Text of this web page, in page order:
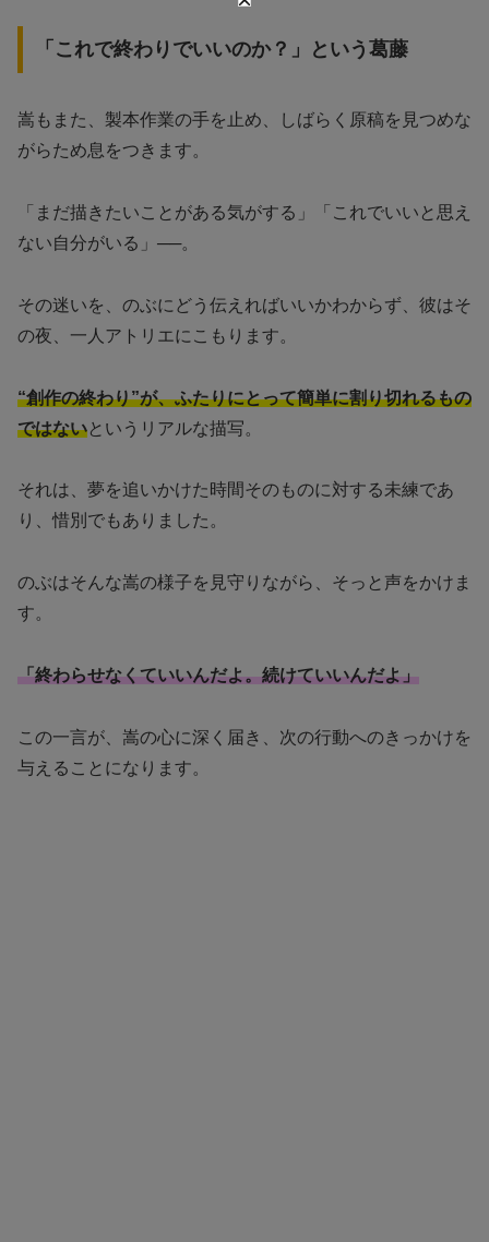
「これで終わりでいいのか？」という葛藤
嵩もまた、製本作業の手を止め、しばらく原稿を見つめな
がらため息をつきます。
「まだ描きたいことがある気がする」「これでいいと思え
ない自分がいる」──。
その迷いを、のぶにどう伝えればいいかわからず、彼はそ
の夜、一人アトリエにこもります。
“創作の終わり”が、ふたりにとって簡単に割り切れるもの
ではないというリアルな描写。
それは、夢を追いかけた時間そのものに対する未練であ
り、惜別でもありました。
のぶはそんな嵩の様子を見守りながら、そっと声をかけま
す。
「終わらせなくていいんだよ。続けていいんだよ」
この一言が、嵩の心に深く届き、次の行動へのきっかけを
与えることになります。